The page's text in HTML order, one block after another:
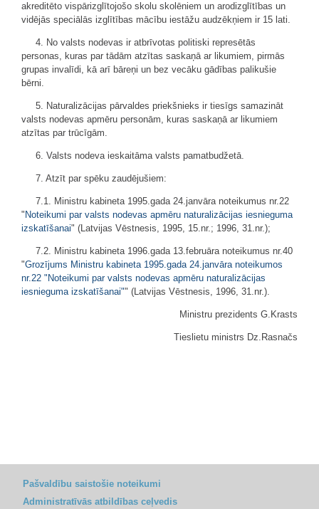
akreditēto vispārizglītojošo skolu skolēniem un arodizglītības un
vidējās speciālās izglītības mācību iestāžu audzēkņiem ir 15 lati.
4. No valsts nodevas ir atbrīvotas politiski represētās
personas, kuras par tādām atzītas saskaņā ar likumiem, pirmās
grupas invalīdi, kā arī bāreņi un bez vecāku gādības palikušie
bērni.
5. Naturalizācijas pārvaldes priekšnieks ir tiesīgs samazināt
valsts nodevas apmēru personām, kuras saskaņā ar likumiem
atzītas par trūcīgām.
6. Valsts nodeva ieskaitāma valsts pamatbudžetā.
7. Atzīt par spēku zaudējušiem:
7.1. Ministru kabineta 1995.gada 24.janvāra noteikumus nr.22
" Noteikumi par valsts nodevas apmēru naturalizācijas iesnieguma
izskatīšanai" (Latvijas Vēstnesis, 1995, 15.nr.; 1996, 31.nr.);
7.2. Ministru kabineta 1996.gada 13.februāra noteikumus nr.40
"Grozījums Ministru kabineta 1995.gada 24.janvāra noteikumos
nr.22 "Noteikumi par valsts nodevas apmēru naturalizācijas
iesnieguma izskatīšanai"" (Latvijas Vēstnesis, 1996, 31.nr.).
Ministru prezidents G.Krasts
Tieslietu ministrs Dz.Rasnačs
Pašvaldību saistošie noteikumi
Administratīvās atbildības ceļvedis